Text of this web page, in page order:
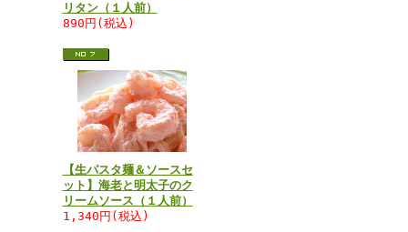
リタン（１人前）
890円(税込)
【生パスタ麺＆ソースセ
ット】海老と明太子のク
リームソース（１人前）
1,340円(税込)